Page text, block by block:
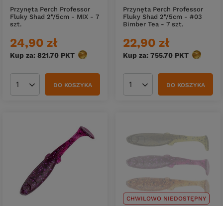
Przynęta Perch Professor
Fluky Shad 2"/5cm - MIX - 7
szt.
24,90 zł
Kup za: 821.70 PKT punktów
Ilość produktówDO KOSZYKA
Przynęta Perch Professor
Fluky Shad 2"/5cm - #03
Bimber Tea - 7 szt.
22,90 zł
Kup za: 755.70 PKT punktów
Ilość produktówDO KOSZYKA
CHWILOWO NIEDOSTĘPNY